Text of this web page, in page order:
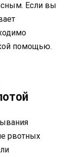
Если вы
помощью.
рвотных